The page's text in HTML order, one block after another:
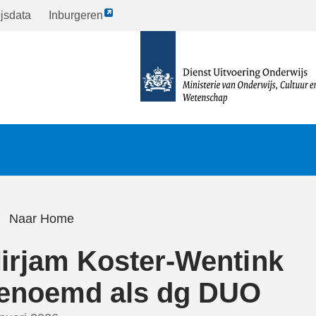
Inburgeren
Link
homepagina
Naar Home
Koster-Wentink
als dg DUO